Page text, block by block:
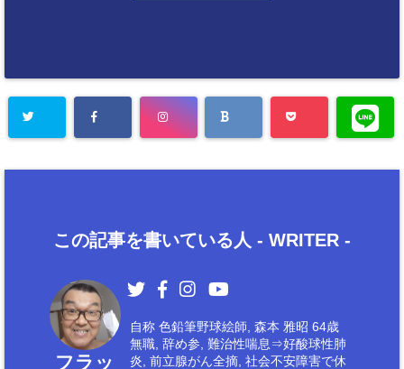
この記事を書いている人 - WRITER -
フラッ
自称 色鉛筆野球絵師, 森本 雅昭 64歳
無職, 辞め参, 難治性喘息⇒好酸球性肺
炎, 前立腺がん全摘, 社会不安障害で休